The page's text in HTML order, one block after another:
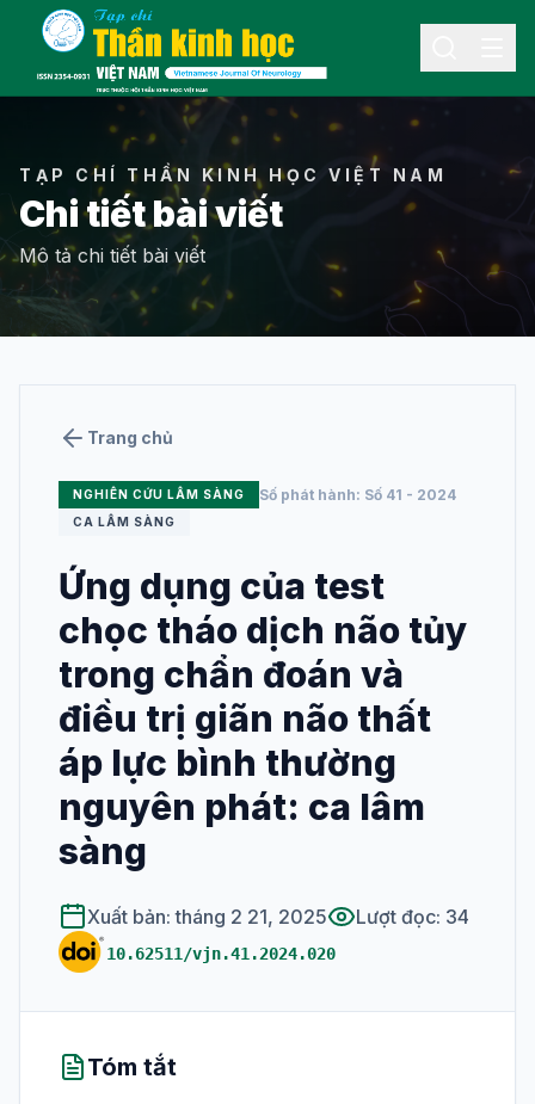
THÔNG TIN
Giới thiệu về tạp
chí
Liên hệ
XUẤT BẢN
Số hiện tại
Tất cả các số
HƯỚNG DẪN SỬ DỤNG
Dành cho phản
biện
Hướng dẫn viết
bài
TẠP CHÍ THẦN KINH HỌC VIỆT NAM
Chi tiết bài viết
Mô tả chi tiết bài viết
Trang chủ
NGHIÊN CỨU LÂM SÀNG Số phát hành: Số 41 - 2024
CA LÂM SÀNG
Ứng dụng của test
chọc tháo dịch não tủy
trong chẩn đoán và
điều trị giãn não thất
áp lực bình thường
nguyên phát: ca lâm
sàng
Xuất bản: tháng 2 21, 2025 Lượt đọc: 34
10.62511/vjn.41.2024.020
Tóm tắt